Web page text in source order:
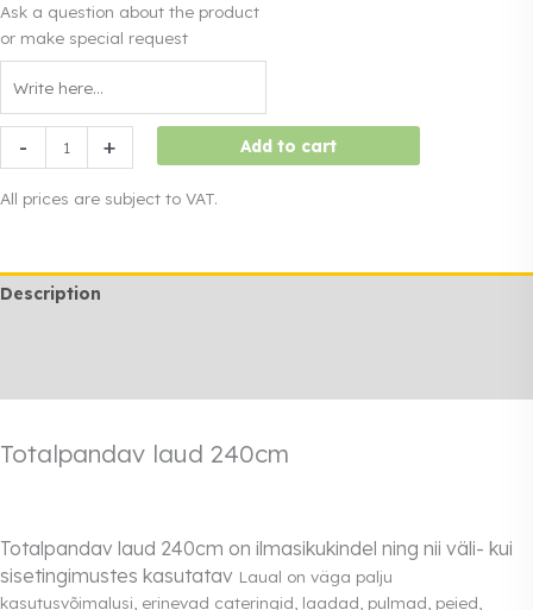
Ask a question about the product
or make special request
-
table
240
+ Add to cart
All prices are subject to VAT.
Description
Totalpandav laud 240cm
Totalpandav laud 240cm on ilmasikukindel ning nii väli- kui
sisetingimustes kasutatav Laual on väga palju
kasutusvõimalusi, erinevad cateringid, laadad, pulmad, peied,